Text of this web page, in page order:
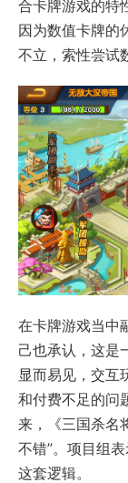
合卡牌游戏的特
因为数值卡牌的
不立，索性尝试
在卡牌游戏当中
己也承认，这是
显而易见，交互
和付费不足的问
来，《三国杀名
不错”。项目组
这套逻辑。